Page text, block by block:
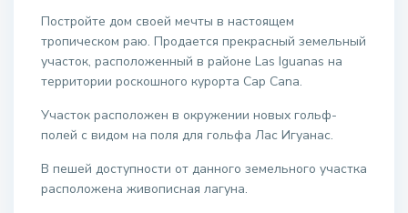
Постройте дом своей мечты в настоящем
тропическом раю. Продается прекрасный земельный
участок, расположенный в районе Las Iguanas на
территории роскошного курорта Cap Cana.
Участок расположен в окружении новых гольф-
полей с видом на поля для гольфа Лас Игуанас.
В пешей доступности от данного земельного участка
расположена живописная лагуна.